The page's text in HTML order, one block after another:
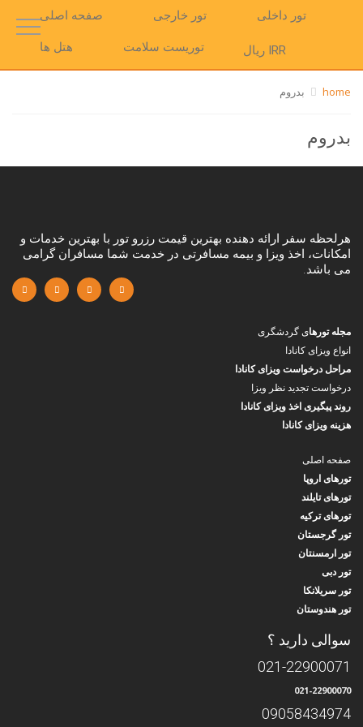
صفحه اصلی تور خارجی تور داخلی
هتل ها توریست سلامت IRR ریال
home بدروم
بدروم
هرلحظه سفر ارائه دهنده بهترین قیمت رزرو تور با بهترین خدمات و
امکانات، اخذ ویزا و بیمه مسافرتی در خدمت شما مسافران گرامی
می باشد.
مجله تورهای گردشگری
انواع ویزای کانادا
مراحل درخواست ویزای کانادا
درخواست تجدید نظر ویزا
روند پیگیری اخذ ویزای کانادا
هزینه ویزای کانادا
صفحه اصلی
تورهای اروپا
تورهای تایلند
تورهای ترکیه
تور گرجستان
تور ارمسنتان
تور دبی
تور سریلانکا
تور هندوستان
سوالی دارید ؟
021-22900071
021-22900070
09058434974